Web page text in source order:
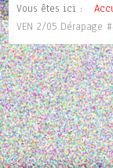
Vous êtes ici :
VEN 2/05